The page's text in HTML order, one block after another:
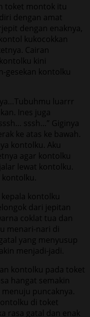
toket montok itu
dengan amat
dengan enaknya,
kukocokkan
Cairan
kini
gesekan kontolku
luarrr
Ines juga
sssh…” Giginya
ke atas ke bawah.
kontolku. Aku
agar kontolku
lewat kontolku.
kontolku.
kontolku
dari jepitan
coklat tua dan
menari-nari di
yang menyusup
menjadi-jadi.
kontolku pada toket
hangat semakin
menuju puncaknya.
di toket
rasa gatal dan enak